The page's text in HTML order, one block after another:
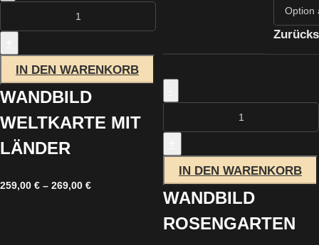
IN DEN WARENKORB
WANDBILD
WELTKARTE MIT
LÄNDER
259,00 € – 269,00 €
IN DEN WARENKORB
WANDBILD
ROSENGARTEN